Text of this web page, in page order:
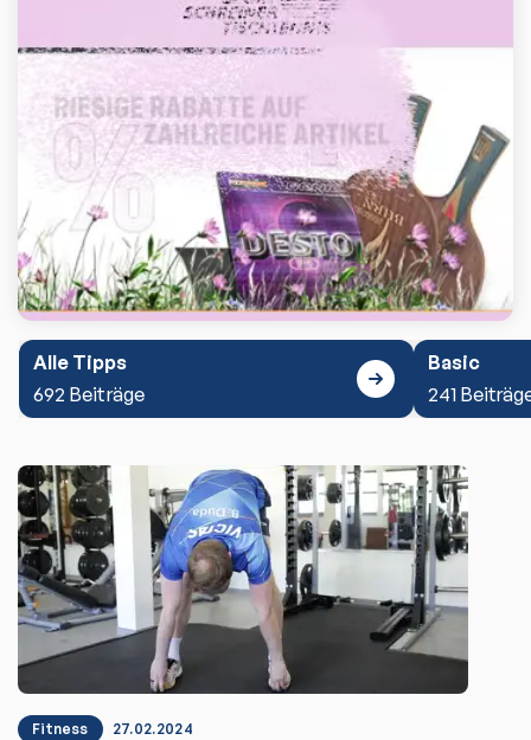
Alle Tipps
692 Beiträge
Basic
241
Fitness 27.02.2024